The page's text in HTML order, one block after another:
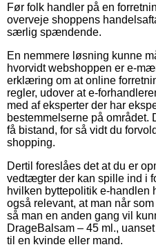
Før folk handler på en
overveje shoppens
særlig spændende.
En nemmere løsning kunne
hvorvidt webshoppen er e-
erklæring om at online
regler, udover at e-
med af eksperter der har
bestemmelserne på området.
få bistand, for så vidt du
shopping.
Dertil foreslåes det at du er
vedtægter der kan spille ind i
hvilken byttepolitik e-handlen
også relevant, at man når
så man en anden gang vil
DrageBalsam – 45 ml.,
til en kvinde eller mand.